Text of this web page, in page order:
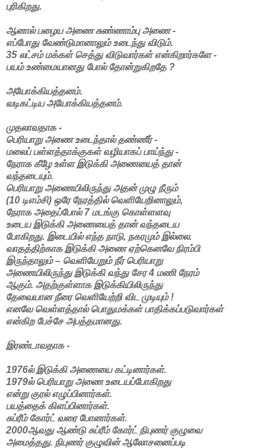
புரிகிறது.
ஆனால் பழைய அணை சுண்ணாம்பு அணை -
எப்போது வேண்டுமானாலும் உடைந்து விடும்.
35 லட்சம் மக்கள் செத்து விடுவார்கள் என்கிறார்களே -
பயம் உண்மையானது போல் தோன்றுகிறதே ?
அயோக்கியத்தனம்.
வடிகட்டிய அயோக்கியத்தனம்.
முதலாவதாக -
பெரியாறு அணை உடைந்தால் தண்ணீர் -
மலைப் பள்ளத்தாக்குகள் வழியாகப் பாய்ந்து -
நேராக கீழே உள்ள இடுக்கி அணையைத் தான்
வந்தடையும்.
பெரியாறு அணையிலிருந்து அதன் முழு நீரும்
(10 டிஎம்சி) ஒரே நேரத்தில் வெளியேறினாலும்,
நேராக அதைப்போல் 7 மடங்கு கொள்ளளவு
உடைய இடுக்கி அணையைத் தான் வந்தடைய
போகிறது. இடையில் எந்த நாடு, நகரமும் இல்லை.
வாதத்திற்காக இடுக்கி அணை ஏற்கெனவே நிரம்பி
இருந்தாலும் – வெளியேறும் நீர் பெரியாறு
அணையிலிருந்து இடுக்கி வந்து சேர 4 மணி நேரம்
ஆகும். அதற்குள்ளாக இடுக்கியிலிருந்து
தேவையான நீரை வெளியேற்றி விட முடியும் !
எனவே வெள்ளத்தால் பொதுமக்கள் பாதிக்கப்படுவார்கள்
என்கிற பேச்சே அபத்தமானது.
இரண்டாவதாக -
1976ல் இடுக்கி அணையை கட்டினார்கள்.
1979ல் பெரியாறு அணை உடையப்போகிறது
என்று குரல் எழுப்பினார்கள்.
பயத்தைக் கிளப்பினார்கள்.
சுப்ரீம் கோர்ட் வரை போனார்கள்.
2000ஆவது ஆண்டு சுப்ரீம் கோர்ட் நிபுணர் குழுவை
அமைத்தது. நிபுணர் குழுவின் ஆலோசனைப்படி